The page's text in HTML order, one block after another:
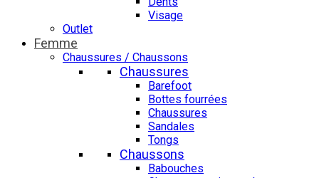
Visage
Outlet
Femme
Chaussures / Chaussons
Chaussures
Barefoot
Bottes fourrées
Chaussures
Sandales
Tongs
Chaussons
Babouches